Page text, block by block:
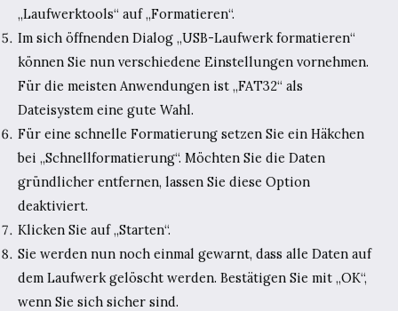
„Laufwerktools“ auf „Formatieren“.
Im sich öffnenden Dialog „USB-Laufwerk formatieren“
können Sie nun verschiedene Einstellungen vornehmen.
Für die meisten Anwendungen ist „FAT32“ als
Dateisystem eine gute Wahl.
Für eine schnelle Formatierung setzen Sie ein Häkchen
bei „Schnellformatierung“. Möchten Sie die Daten
gründlicher entfernen, lassen Sie diese Option
deaktiviert.
Klicken Sie auf „Starten“.
Sie werden nun noch einmal gewarnt, dass alle Daten auf
dem Laufwerk gelöscht werden. Bestätigen Sie mit „OK“,
wenn Sie sich sicher sind.